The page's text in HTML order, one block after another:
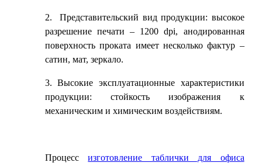
2. Представительский вид продукции: высокое
разрешение печати – 1200dpi, анодированная
поверхность проката имеет несколько фактур –
сатин, мат, зеркало.
3. Высокие эксплуатационные характеристики
продукции: стойкость изображения к
механическим и химическим воздействиям.
Процессизготовление таблички для офиса